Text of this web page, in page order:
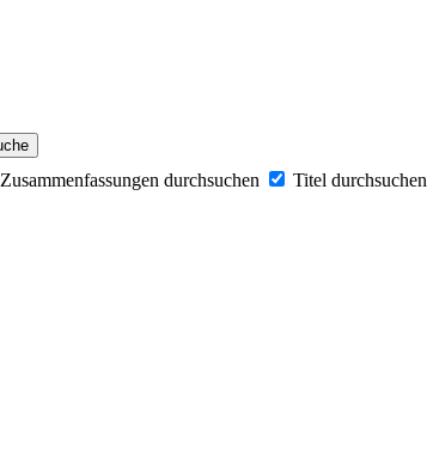
Zusammenfassungen durchsuchen
Titel durchsuchen